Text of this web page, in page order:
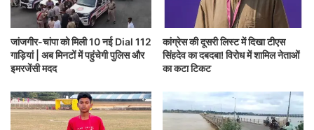
जांजगीर-चांपा को मिली 10 नई Dial 112
गाड़ियां | अब मिनटों में पहुंचेगी पुलिस और
इमरजेंसी मदद
कांग्रेस की दूसरी लिस्ट में दिखा टीएस
सिंहदेव का दबदबा! विरोध में शामिल नेताओं
का कटा टिकट